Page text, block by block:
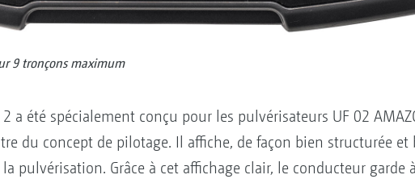
9 tronçons maximum
a été spécialement conçu pour les pulvérisateurs UF 02
du concept de pilotage. Il affiche, de façon bien structurée
pulvérisation. Grâce à cet affichage clair, le conducteur